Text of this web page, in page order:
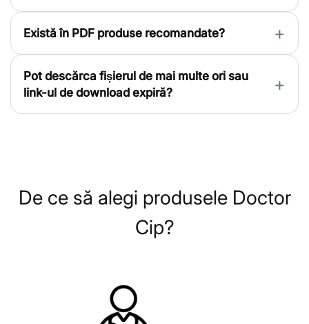
Există în PDF produse recomandate?
Pot descărca fișierul de mai multe ori sau
link-ul de download expiră?
De ce să alegi produsele Doctor
Cip?